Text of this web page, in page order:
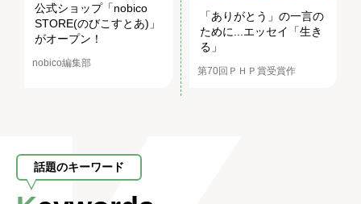
公式ショップ「nobico
STORE(のびこすとあ)」
がオープン！
nobico編集部
「ありがとう」の一言の
ために...エッセイ「生き
る」
第70回ＰＨＰ賞受賞作
話題のキーワード